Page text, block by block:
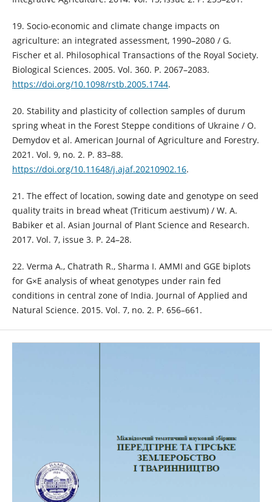
19. Socio-economic and climate change impacts on
agriculture: an integrated assessment, 1990–2080 / G.
Fischer et al. Philosophical Transactions of the Royal Society.
Biological Sciences. 2005. Vol. 360. Р. 2067–2083.
https://doi.org/10.1098/rstb.2005.1744.
20. Stability and plasticity of collection samples of durum
spring wheat in the Forest Steppe conditions of Ukraine / O.
Demydov et al. American Journal of Agriculture and Forestry.
2021. Vol. 9, no. 2. P. 83–88.
https://doi.org/10.11648/j.ajaf.20210902.16.
21. The effect of location, sowing date and genotype on seed
quality traits in bread wheat (Triticum aestivum) / W. A.
Babiker et al. Asian Journal of Plant Science and Research.
2017. Vol. 7, issue 3. Р. 24–28.
22. Verma A., Chatrath R., Sharma I. AMMI and GGE biplots
for G×E analysis of wheat genotypes under rain fed
conditions in central zone of India. Journal of Applied and
Natural Science. 2015. Vol. 7, no. 2. P. 656–661.